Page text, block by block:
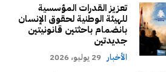
تعزيز القدرات المؤسسية
للهيئة الوطنية لحقوق الإنسان
بانضمام باحثتين قانونيتين
جديدتين
الأخبار 29 يوليو، 2026